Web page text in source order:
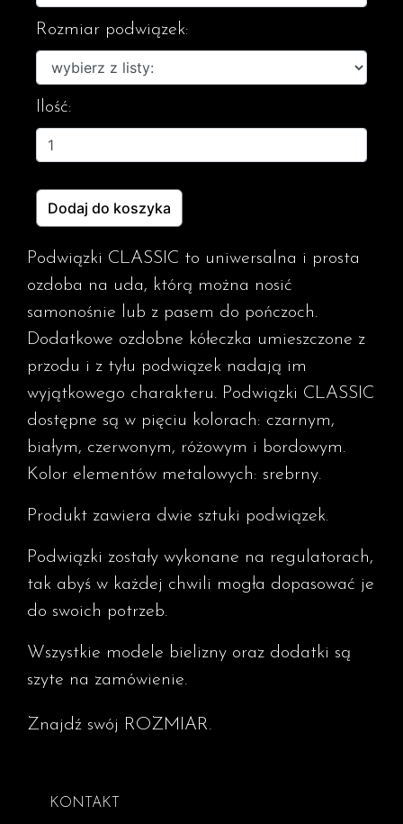
Rozmiar podwiązek:
Ilość:
Dodaj do koszyka
Podwiązki CLASSIC to uniwersalna i prosta
ozdoba na uda, którą można nosić
samonośnie lub z pasem do pończoch.
Dodatkowe ozdobne kółeczka umieszczone z
przodu i z tyłu podwiązek nadają im
wyjątkowego charakteru. Podwiązki CLASSIC
dostępne są w pięciu kolorach: czarnym,
białym, czerwonym, różowym i bordowym.
Kolor elementów metalowych: srebrny.
Produkt zawiera dwie sztuki podwiązek.
Podwiązki zostały wykonane na regulatorach,
tak abyś w każdej chwili mogła dopasować je
do swoich potrzeb.
Wszystkie modele bielizny oraz dodatki są
szyte na zamówienie.
Znajdź swój ROZMIAR.
KONTAKT